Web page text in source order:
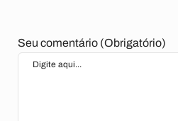
Seu comentário (Obrigatório)